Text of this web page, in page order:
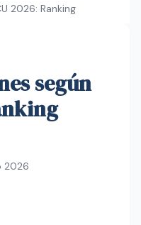
2026: Ranking
según
2026